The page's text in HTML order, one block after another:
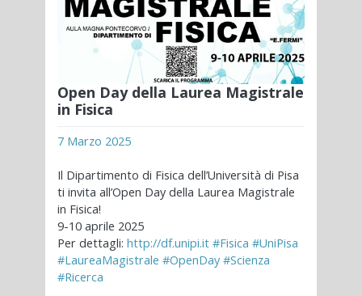
Open Day della Laurea Magistrale
in Fisica
7 Marzo 2025
Il Dipartimento di Fisica dell’Università di Pisa
ti invita all’Open Day della Laurea Magistrale
in Fisica!
9-10 aprile 2025
Per dettagli: http://df.unipi.it #Fisica #UniPisa
#LaureaMagistrale #OpenDay #Scienza
#Ricerca